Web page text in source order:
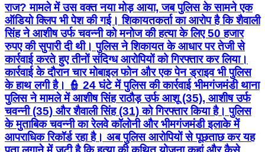
राज? मामले में उस वक्त नया मोड़ आया, जब पुलिस के सामने एक
ऑडियो क्लिप भी पेश की गई। शिकायतकर्ता का आरोप है कि शैवाली
सिंह ने आशीष उर्फ चवन्नी को मनोज की हत्या के लिए 50 हजार
रुपए की सुपारी दी थी। पुलिस ने शिकायत के आधार पर तेजी से
कार्रवाई करते हुए तीनों संदिग्ध आरोपियों को गिरफ्तार कर लिया।
कार्रवाई के दौरान चार मोबाइल फोन और एक पेन ड्राइव भी पुलिस
के हाथ लगी है। 👮 24 घंटे में पुलिस की कार्रवाई भीमगंजमंडी थाना
पुलिस ने मामले में आशीष सिंह राठौड़ उर्फ आशू (35), आशीष उर्फ
चवन्नी (35) और शैवाली सिंह (31) को गिरफ्तार किया है। पुलिस
के मुताबिक चवन्नी का रेलवे कॉलोनी और भीमगंजमंडी इलाके में
आपराधिक रिकॉर्ड रहा है। अब पुलिस आरोपियों से पूछताछ कर यह